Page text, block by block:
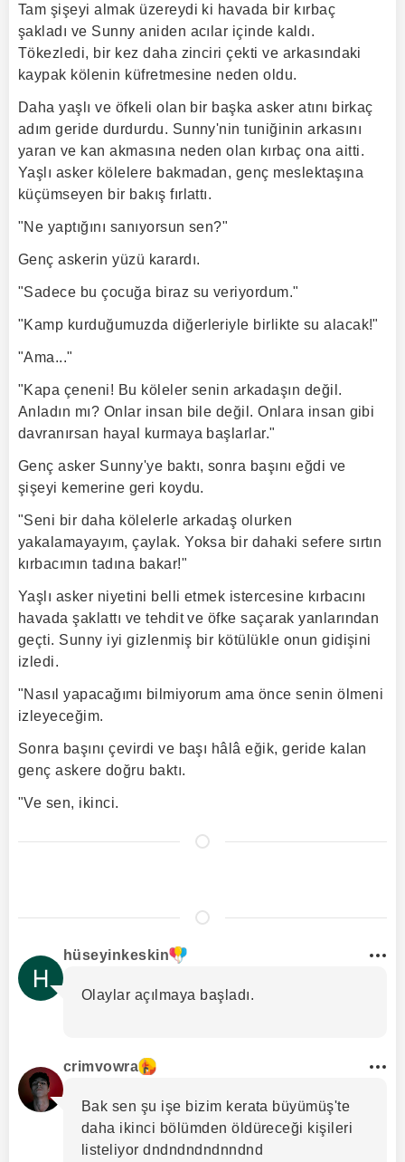
Tam şişeyi almak üzereydi ki havada bir kırbaç
şakladı ve Sunny aniden acılar içinde kaldı.
Tökezledi, bir kez daha zinciri çekti ve arkasındaki
kaypak kölenin küfretmesine neden oldu.
Daha yaşlı ve öfkeli olan bir başka asker atını birkaç
adım geride durdurdu. Sunny'nin tuniğinin arkasını
yaran ve kan akmasına neden olan kırbaç ona aitti.
Yaşlı asker kölelere bakmadan, genç meslektaşına
küçümseyen bir bakış fırlattı.
"Ne yaptığını sanıyorsun sen?"
Genç askerin yüzü karardı.
"Sadece bu çocuğa biraz su veriyordum."
"Kamp kurduğumuzda diğerleriyle birlikte su alacak!"
"Ama..."
"Kapa çeneni! Bu köleler senin arkadaşın değil.
Anladın mı? Onlar insan bile değil. Onlara insan gibi
davranırsan hayal kurmaya başlarlar."
Genç asker Sunny'ye baktı, sonra başını eğdi ve
şişeyi kemerine geri koydu.
"Seni bir daha kölelerle arkadaş olurken
yakalamayayım, çaylak. Yoksa bir dahaki sefere sırtın
kırbacımın tadına bakar!"
Yaşlı asker niyetini belli etmek istercesine kırbacını
havada şaklattı ve tehdit ve öfke saçarak yanlarından
geçti. Sunny iyi gizlenmiş bir kötülükle onun gidişini
izledi.
"Nasıl yapacağımı bilmiyorum ama önce senin ölmeni
izleyeceğim.
Sonra başını çevirdi ve başı hâlâ eğik, geride kalan
genç askere doğru baktı.
"Ve sen, ikinci.
hüseyinkeskin
Olaylar açılmaya başladı.
crimvowra
Bak sen şu işe bizim kerata büyümüş'te
daha ikinci bölümden öldüreceği kişileri
listeliyor dndndndndnndnd